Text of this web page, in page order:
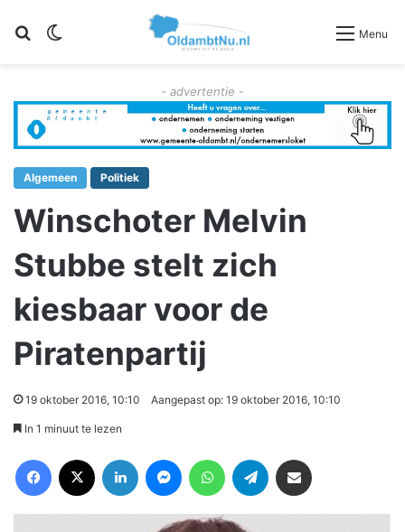
Zoeken Menu
- advertentie -
Algemeen Politiek
Winschoter Melvin
Stubbe stelt zich
kiesbaar voor de
Piratenpartij
19 oktober 2016, 10:10 Aangepast op: 19 oktober 2016, 10:10
In 1 minuut te lezen